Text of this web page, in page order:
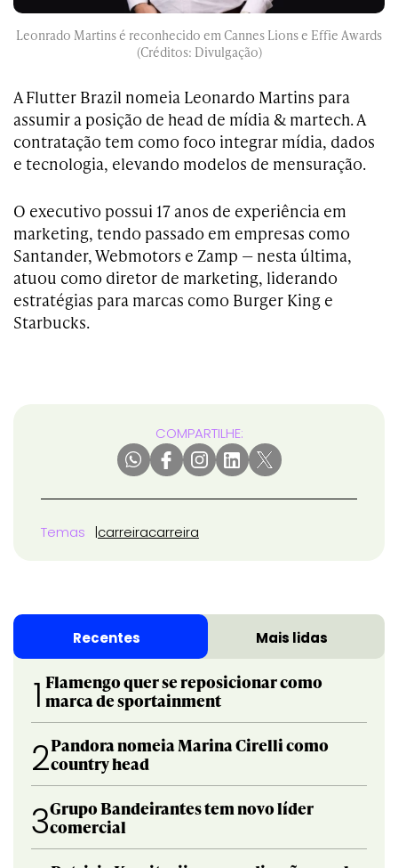
Leonrado Martins é reconhecido em Cannes Lions e Effie Awards
(Créditos: Divulgação)
A Flutter Brazil nomeia Leonardo Martins para
assumir a posição de head de mídia & martech. A
contratação tem como foco integrar mídia, dados
e tecnologia, elevando modelos de mensuração.
O executivo possui 17 anos de experiência em
marketing, tendo passado em empresas como
Santander, Webmotors e Zamp — nesta última,
atuou como diretor de marketing, liderando
estratégias para marcas como Burger King e
Starbucks.
COMPARTILHE:
Temas carreiracarreira
Recentes Mais lidas
1 Flamengo quer se reposicionar como
marca de sportainment
2Pandora nomeia Marina Cirelli como
country head
3Grupo Bandeirantes tem novo líder
comercial